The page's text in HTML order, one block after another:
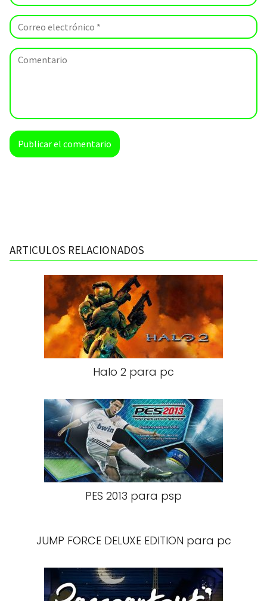
ARTICULOS RELACIONADOS
Halo 2 para pc
PES 2013 para psp
JUMP FORCE DELUXE EDITION para pc